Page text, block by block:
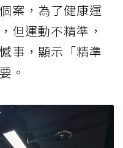
案，為了健康運
但運動不精準，
事，顯示「精準
。